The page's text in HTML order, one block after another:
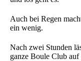
Auch bei Regen
ein wenig.
Nach zwei Stunden
ganze Boule Club auf